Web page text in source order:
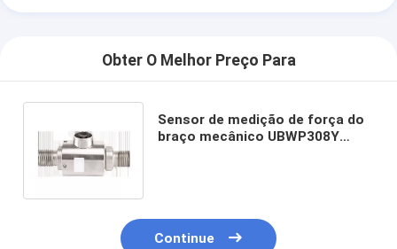
Obter O Melhor Preço Para
Sensor de medição de força do
braço mecânico UBWP308Y
Continue